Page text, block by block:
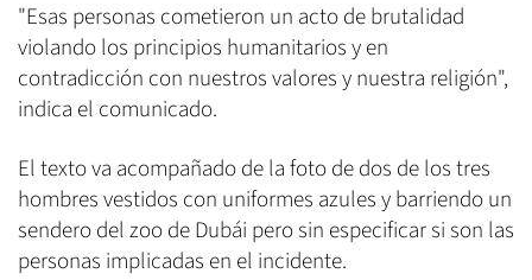
"Esas personas cometieron un acto de brutalidad
violando los principios humanitarios y en
contradicción con nuestros valores y nuestra religión",
indica el comunicado.
El texto va acompañado de la foto de dos de los tres
hombres vestidos con uniformes azules y barriendo un
sendero del zoo de Dubái pero sin especificar si son las
personas implicadas en el incidente.